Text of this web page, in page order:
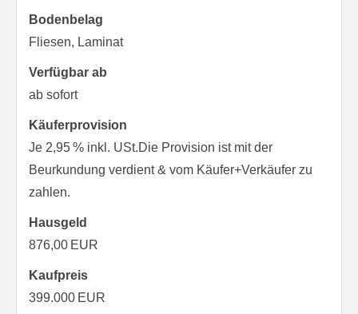
Bodenbelag
Fliesen, Laminat
Verfügbar ab
ab sofort
Käufer­provision
Je 2,95 % inkl. USt.Die Provision ist mit der
Beurkundung verdient & vom Käufer+Verkäufer zu
zahlen.
Hausgeld
876,00 EUR
Kaufpreis
399.000 EUR